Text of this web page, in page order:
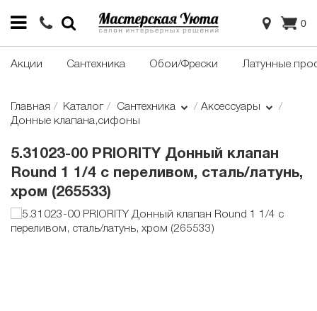
0
Акции Сантехника Обои/Фрески Латунные
Главная Каталог Сантехника
Аксессуары
Донные клапана,сифоны
5.31023-00 PRIORITY Донный клапан
Round 1 1/4 с переливом, сталь/латунь,
хром (265533)